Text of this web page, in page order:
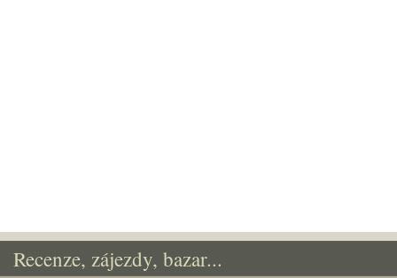
Recenze, zájezdy, bazar...